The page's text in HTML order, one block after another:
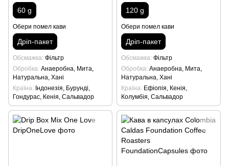
60 g
Обери помел кави
Дріп-пакет
Обсмажка Фільтр
Обробка Анаеробна, Мита,
Натуральна, Хані
Країна
Індонезія, Бурунді,
Гондурас, Кенія, Сальвадор
120 g
Обери помел кави
Дріп-пакет
Обсмажка Фільтр
Обробка Анаеробна, Мита,
Натуральна, Хані
Країна Ефіопія, Кенія,
Колумбія, Сальвадор